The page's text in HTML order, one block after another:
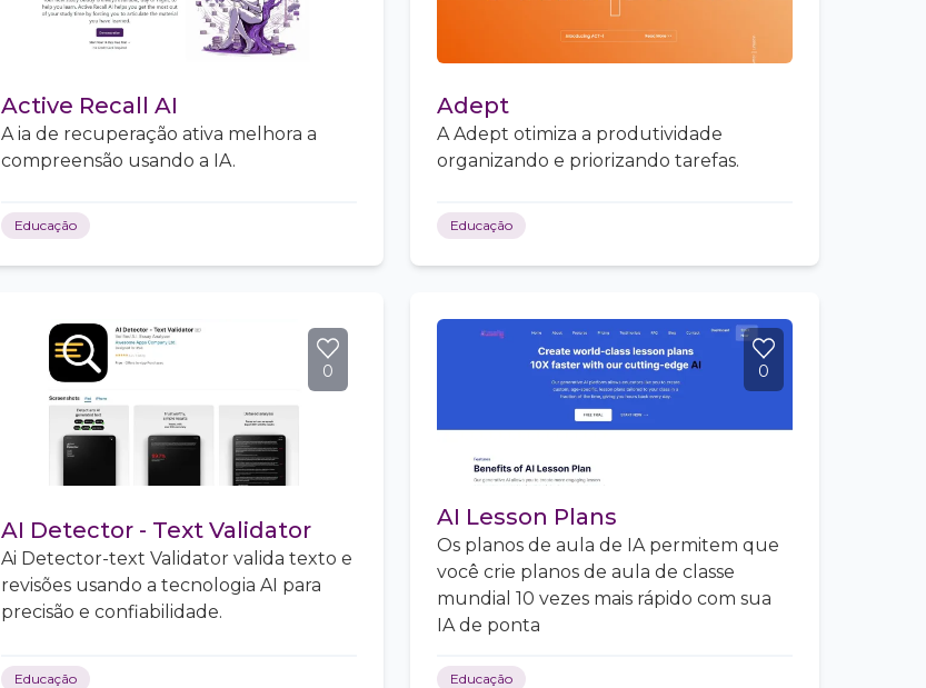
Active Recall AI
A ia de recuperação ativa melhora a
compreensão usando a IA.
Educação
Adept
A Adept otimiza a produtividade
organizando e priorizando tarefas.
Educação
0
AI Detector - Text Validator
Ai Detector-text Validator valida texto e
revisões usando a tecnologia AI para
precisão e confiabilidade.
Educação
0
AI Lesson Plans
Os planos de aula de IA permitem que
você crie planos de aula de classe
mundial 10 vezes mais rápido com sua
IA de ponta
Educação